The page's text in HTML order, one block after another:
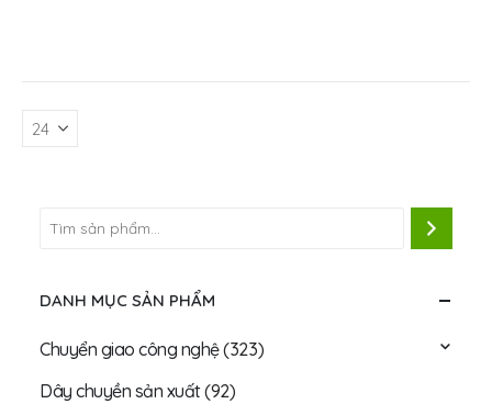
DANH MỤC SẢN PHẨM
Chuyển giao công nghệ(323)
Dây chuyền sản xuất(92)